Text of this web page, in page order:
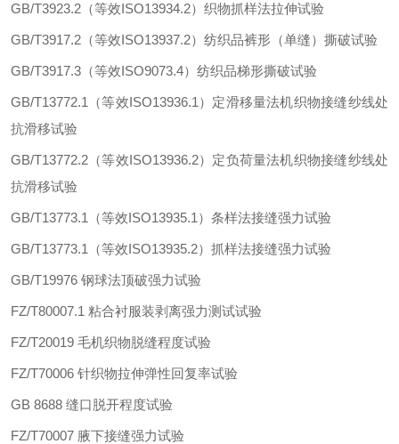
GB/T3923.2 （等效ISO13934.2）织物抓样法拉伸试验
GB/T3917.2 （等效ISO13937.2）纺织品裤形（单缝）撕破试验
GB/T3917.3 （等效ISO9073.4）纺织品梯形撕破试验
GB/T13772.1 （等效ISO13936.1 ）定滑移量法机织物接缝纱线处
抗滑移试验
GB/T13772.2 （等效ISO13936.2）定负荷量法机织物接缝纱线处
抗滑移试验
GB/T13773.1 （等效ISO13935.1 ）条样法接缝强力试验
GB/T13773.1 （等效ISO13935.2）抓样法接缝强力试验
GB/T19976 钢球法顶破强力试验
FZ/T80007.1 粘合衬服装剥离强力测试试验
FZ/T20019 毛机织物脱缝程度试验
FZ/T70006 针织物拉伸弹性回复率试验
GB 8688 缝口脱开程度试验
FZ/T70007 腋下接缝强力试验